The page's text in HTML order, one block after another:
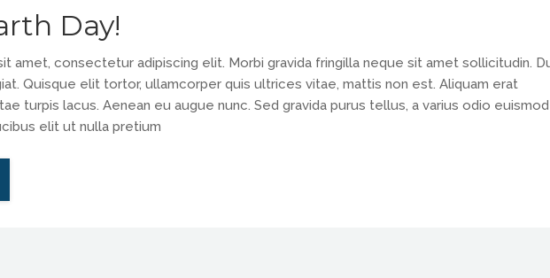
Day!
amet, consectetur adipiscing elit. Morbi gravida fringilla neque sit amet sollicitudin.
Quisque elit tortor, ullamcorper quis ultrices vitae, mattis non est. Aliquam erat
turpis lacus. Aenean eu augue nunc. Sed gravida purus tellus, a varius odio euismod
elit ut nulla pretium